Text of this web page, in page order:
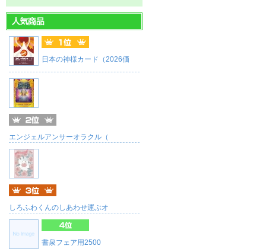
日本の神様カード（2026価
エンジェルアンサーオラクル（
しろふわくんのしあわせ運ぶオ
書泉フェア用2500